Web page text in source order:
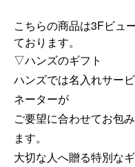
こちらの商品は3Fビュ
ております。
▽ハンズのギフト
ハンズでは名入れサー
ネーターが
ご要望に合わせてお包
ます。
大切な人へ贈る特別な